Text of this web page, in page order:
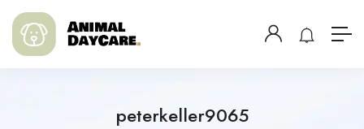
peterkeller9065